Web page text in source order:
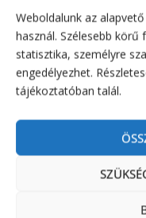
Weboldalunk az
használ. Szélesebb körű
statisztika, személyre
engedélyezhet.
tájékoztatóban talál.
YOUTUBE